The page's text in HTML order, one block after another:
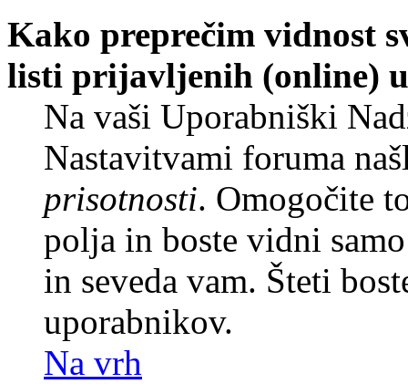
Kako preprečim vidnost
listi prijavljenih (online)
Na vaši Uporabniški
Nastavitvami foruma
prisotnosti. Omogočite
polja in boste vidni
in seveda vam. Šteti
uporabnikov.
Na vrh